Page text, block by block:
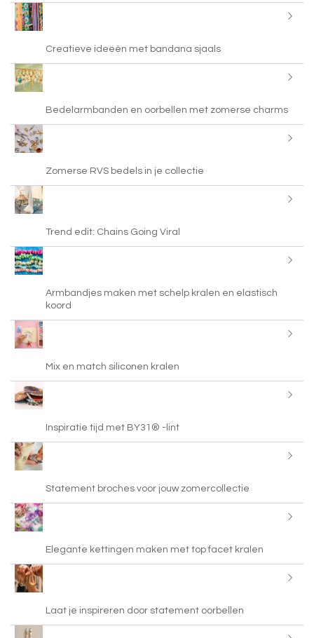
Creatieve ideeën met bandana sjaals
Bedelarmbanden en oorbellen met zomerse charms
Zomerse RVS bedels in je collectie
Trend edit: Chains Going Viral
Armbandjes maken met schelp kralen en elastisch
koord
Mix en match siliconen kralen
Inspiratie tijd met BY31® -lint
Statement broches voor jouw zomercollectie
Elegante kettingen maken met top facet kralen
Laat je inspireren door statement oorbellen